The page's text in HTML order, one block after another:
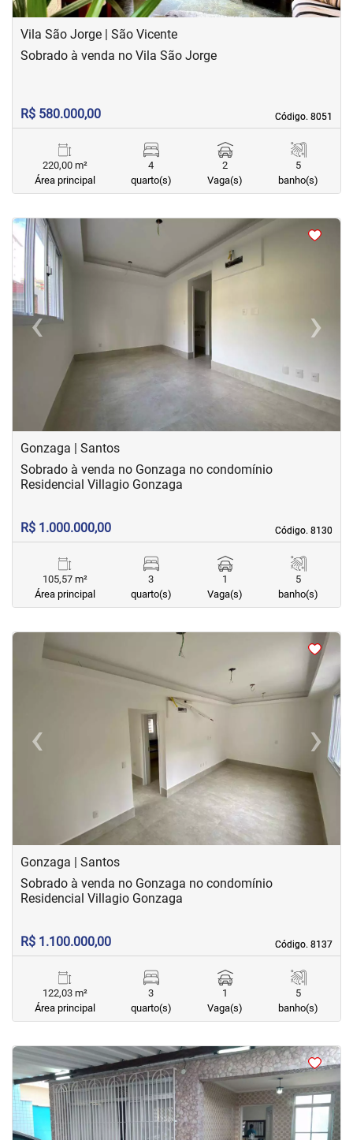
Vila São Jorge | São Vicente
Código. 8051
Código. 8051
Sobrado à venda no Vila São Jorge
R$ 580.000,00
220,00 m²
Área principal
4
quarto(s)
2
Vaga(s)
5
banho(s)
<<<<
‹Previous ›Next
Gonzaga | Santos
Código. 8130
Código. 8130
Sobrado à venda no Gonzaga no condomínio
Residencial Villagio Gonzaga
R$ 1.000.000,00
105,57 m²
Área principal
3
quarto(s)
1
Vaga(s)
5
banho(s)
< <
‹Previous ›Next
Gonzaga | Santos
Código. 8137
Código. 8137
Sobrado à venda no Gonzaga no condomínio
Residencial Villagio Gonzaga
R$ 1.100.000,00
122,03 m²
Área principal
3
quarto(s)
1
Vaga(s)
5
banho(s)
<